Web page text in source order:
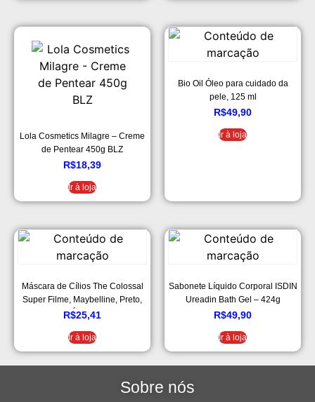
Lola Cosmetics Milagre – Creme
de Pentear 450g BLZ
R$18,39
Ir à loja
Bio Oil Óleo para cuidado da
pele, 125 ml
R$49,90
Ir à loja
Máscara de Cílios The Colossal
Super Filme, Maybelline, Preto,
Único
R$25,41
Ir à loja
Sabonete Líquido Corporal ISDIN
Ureadin Bath Gel – 424g
R$49,90
Ir à loja
Sobre nós